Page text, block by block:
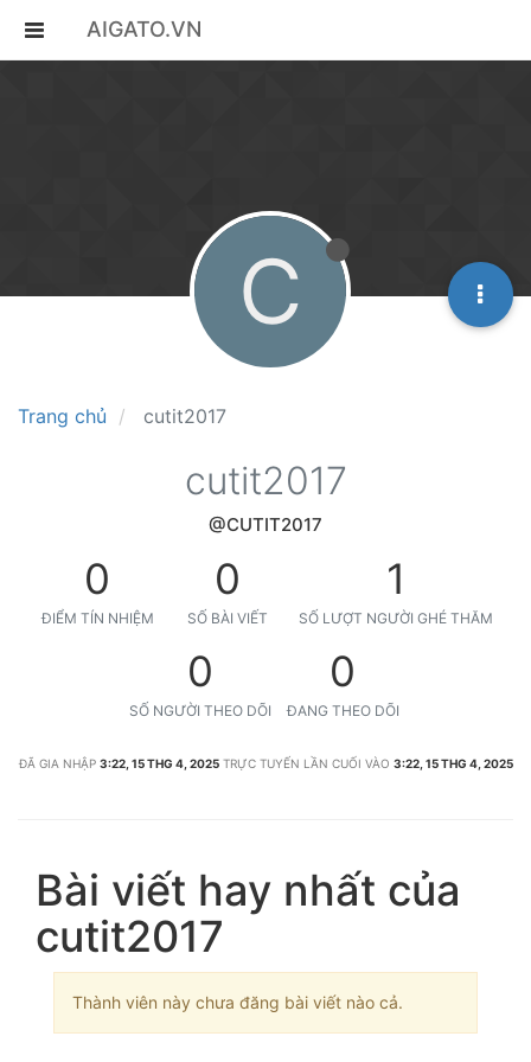
AIGATO.VN
Trang chủ cutit2017
C
cutit2017
@CUTIT2017
0
ĐIỂM TÍN NHIỆM
0
SỐ BÀI VIẾT
1
SỐ LƯỢT NGƯỜI GHÉ THĂM
0
SỐ NGƯỜI THEO DÕI
0
ĐANG THEO DÕI
ĐÃ GIA NHẬP 3:22, 15 THG 4, 2025 TRỰC TUYẾN LẦN CUỐI VÀO 3:22, 15 THG 4, 2025
Bài viết hay nhất của
cutit2017
Thành viên này chưa đăng bài viết nào cả.